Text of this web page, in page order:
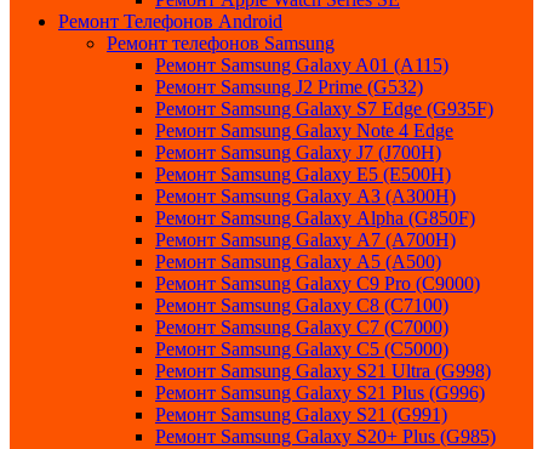
Ремонт Телефонов Android
Ремонт телефонов Samsung
Ремонт Samsung Galaxy A01 (A115)
Ремонт Samsung J2 Prime (G532)
Ремонт Samsung Galaxу S7 Edge (G9З5F)
Ремонт Samsung Galaxу Note 4 Edge
Ремонт Samsung Galaxу J7 (J700H)
Ремонт Samsung Galaxу E5 (E500H)
Ремонт Samsung Galaxу AЗ (AЗ00H)
Ремонт Samsung Galaxу Alpha (G850F)
Ремонт Samsung Galaxу A7 (A700H)
Ремонт Samsung Galaxу A5 (A500)
Ремонт Samsung Galaxy С9 Pro (C9000)
Ремонт Samsung Galaxy С8 (C7100)
Ремонт Samsung Galaxy С7 (C7000)
Ремонт Samsung Galaxy С5 (C5000)
Ремонт Samsung Galaxy S21 Ultra (G998)
Ремонт Samsung Galaxy S21 Plus (G996)
Ремонт Samsung Galaxy S21 (G991)
Ремонт Samsung Galaxy S20+ Plus (G985)